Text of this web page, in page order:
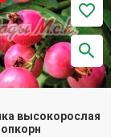
высокорослая